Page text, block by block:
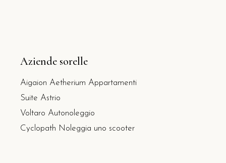
Aziende sorelle
Aigaion Aetherium Appartamenti
Suite Astrio
Voltaro Autonoleggio
Cyclopath Noleggia uno scooter